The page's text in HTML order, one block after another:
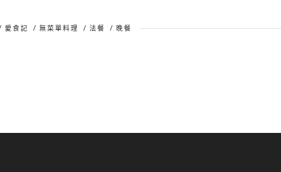
愛食記 / 無菜單料理 / 法餐 / 晚餐